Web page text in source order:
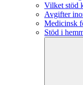
Vilket stöd
Avgifter
Medicinsk
Stöd i